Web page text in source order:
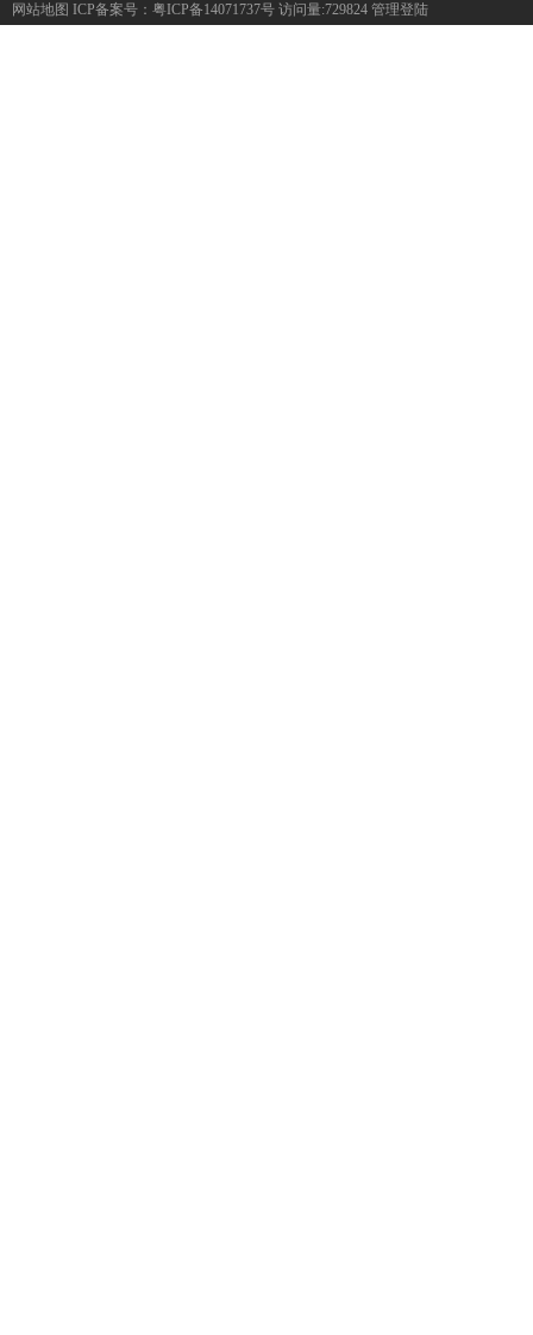
网站地图 ICP备案号： 粤ICP备14071737号 访问量:729824 管理登陆